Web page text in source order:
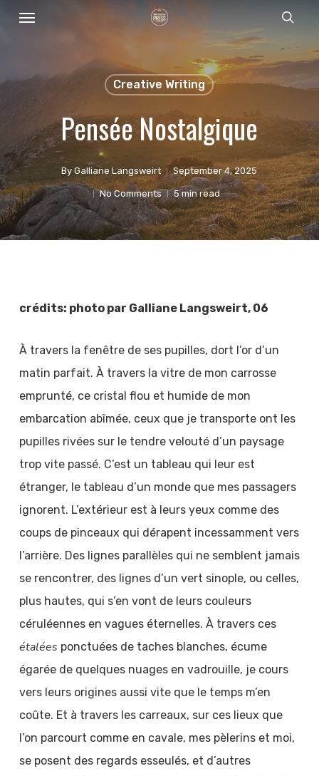
Skip
content
Menu
Creative Writing
Pensée Nostalgique
By Galliane Langsweirt September 4, 2025
No Comments 5 min read
crédits: photo par Galliane Langsweirt, 06
À travers la fenêtre de ses pupilles, dort l’or d’un
matin parfait. À travers la vitre de mon carrosse
emprunté, ce cristal flou et humide de mon
embarcation abîmée, ceux que je transporte ont les
pupilles rivées sur le tendre velouté d’un paysage
trop vite passé. C’est un tableau qui leur est
étranger, le tableau d’un monde que mes passagers
ignorent. L’extérieur est à leurs yeux comme des
coups de pinceaux qui dérapent incessamment vers
l’arrière. Des lignes parallèles qui ne semblent jamais
se rencontrer, des lignes d’un vert sinople, ou celles,
plus hautes, qui s’en vont de leurs couleurs
céruléennes en vagues éternelles. À travers ces
étalées ponctuées de taches blanches, écume
égarée de quelques nuages en vadrouille, je cours
vers leurs origines aussi vite que le temps m’en
coûte. Et à travers les carreaux, sur ces lieux que
l’on parcourt comme en cavale, mes pèlerins et moi,
se posent des regards esseulés, et d’autres